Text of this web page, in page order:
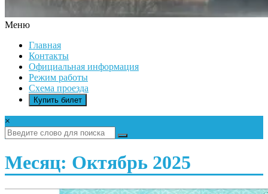
ИКАР
Меню
Главная
Контакты
Официальная информация
Режим работы
Схема проезда
Купить билет
×
Месяц: Октябрь 2025